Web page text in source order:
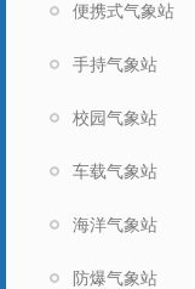
便携式气象站
手持气象站
校园气象站
车载气象站
海洋气象站
防爆气象站